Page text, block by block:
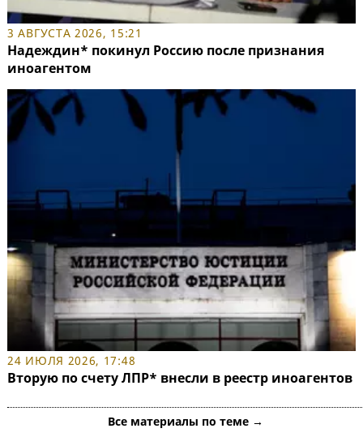
3 АВГУСТА 2026, 15:21
Надеждин* покинул Россию после признания
иноагентом
24 ИЮЛЯ 2026, 17:48
Вторую по счету ЛПР* внесли в реестр иноагентов
Все материалы по теме →